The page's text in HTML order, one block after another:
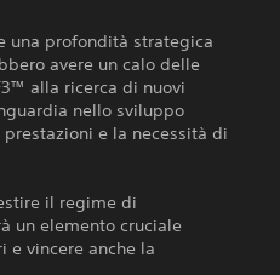
una profondità strategica
avere un calo delle
alla ricerca di nuovi
nello sviluppo
e la necessità di
il regime di
un elemento cruciale
e vincere anche la